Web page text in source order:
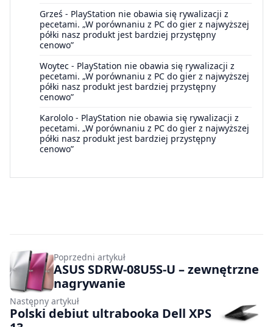
Grześ - PlayStation nie obawia się rywalizacji z
pecetami. „W porównaniu z PC do gier z najwyższej
półki nasz produkt jest bardziej przystępny
cenowo”
Woytec - PlayStation nie obawia się rywalizacji z
pecetami. „W porównaniu z PC do gier z najwyższej
półki nasz produkt jest bardziej przystępny
cenowo”
Karololo - PlayStation nie obawia się rywalizacji z
pecetami. „W porównaniu z PC do gier z najwyższej
półki nasz produkt jest bardziej przystępny
cenowo”
Poprzedni artykuł
ASUS SDRW-08U5S-U – zewnętrzne
nagrywanie
Następny artykuł
Polski debiut ultrabooka Dell XPS